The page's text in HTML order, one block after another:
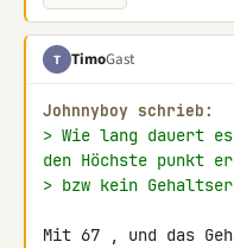
T TimoGast
Johnnyboy schrieb:
> Wie lang dauert
den Höchste punkt
> bzw kein
Mit 67 , und das